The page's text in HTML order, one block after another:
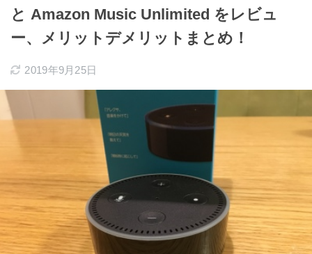
と Amazon Music Unlimited をレビュ
ー、メリットデメリットまとめ！
2019年9月25日